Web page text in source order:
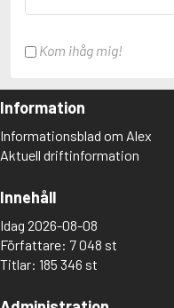
Kom ihåg mig!
Information
Informationsblad om Alex
Aktuell driftinformation
Innehåll
Idag 2026-08-08
Författare: 7 048 st
Titlar: 185 346 st